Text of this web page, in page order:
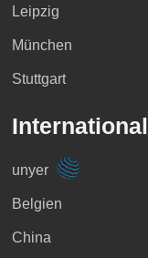
Leipzig
München
Stuttgart
International
unyer
Belgien
China